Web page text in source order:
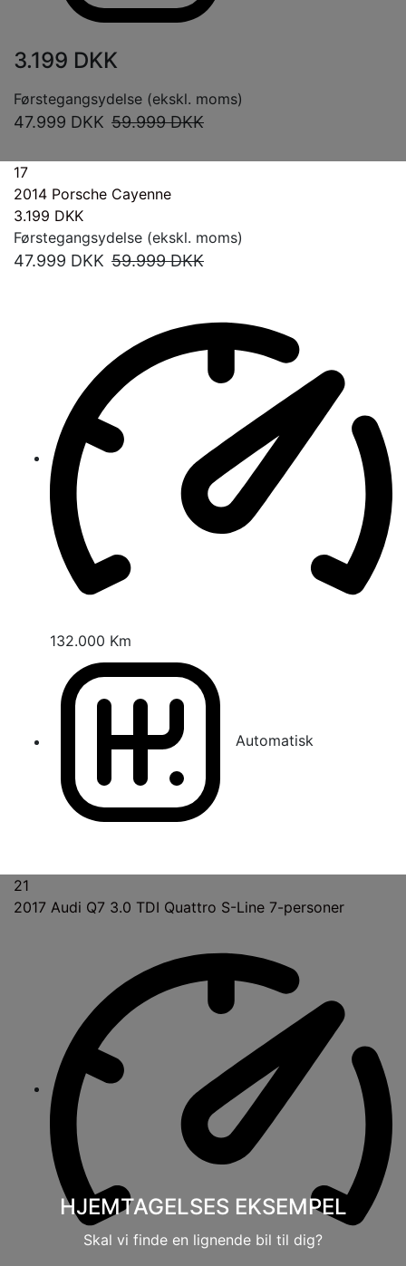
3.199 DKK
Førstegangsydelse (ekskl. moms)
47.999 DKK 59.999DKK
17
2014 Porsche Cayenne
3.199 DKK
Førstegangsydelse (ekskl. moms)
47.999 DKK 59.999DKK
132.000 Km
Automatisk
21
HJEMTAGELSES EKSEMPEL
Skal vi finde en lignende bil til dig?
2017 Audi Q7 3.0 TDI Quattro S-Line 7-personer